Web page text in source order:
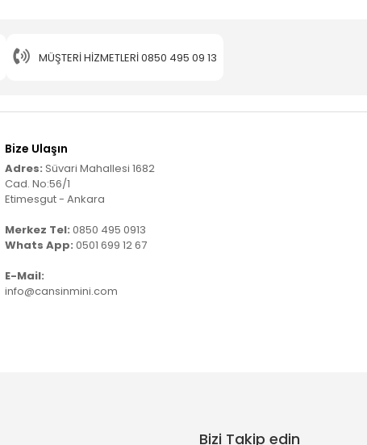
MÜŞTERI HIZMETLERI0850 495 09 13
Bize Ulaşın
Adres: Süvari Mahallesi 1682
Cad. No:56/1
Etimesgut - Ankara
Merkez Tel: 0850 495 0913
Whats App: 0501 699 12 67
E-Mail:
info@cansinmini.com
Bizi Takip edin